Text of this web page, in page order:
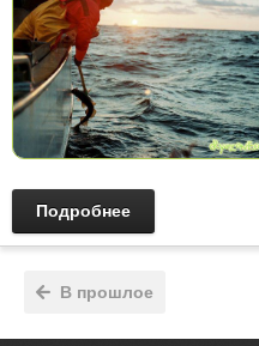
Подробнее
В прошлое